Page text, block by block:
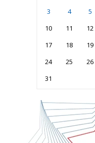
3
4 5
10
11 12
17
18 19
24
25 26
31